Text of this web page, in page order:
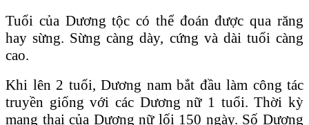
Tuổi của Dương tộc có thể đoán được qua răng
hay sừng. Sừng càng dày, cứng và dài tuổi càng
cao.
Khi lên 2 tuổi, Dương nam bắt đầu làm công tác
truyền giống với các Dương nữ 1 tuổi. Thời kỳ
mang thai của Dương nữ lối 150 ngày. Số Dương